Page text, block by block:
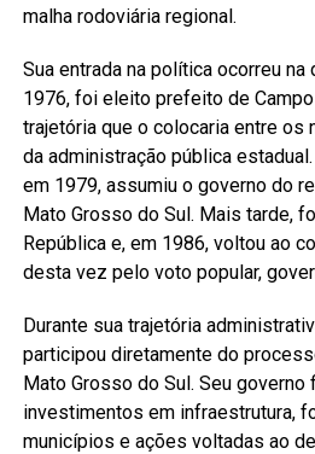
malha rodoviária regional.
Sua entrada na política ocorreu na
1976, foi eleito prefeito de Campo
trajetória que o colocaria entre os
da administração pública
em 1979, assumiu o governo do
Mato Grosso do Sul. Mais tarde,
República e, em 1986, voltou ao
desta vez pelo voto popular,
Durante sua trajetória
participou diretamente do
Mato Grosso do Sul. Seu governo
investimentos em infraestrutura,
municípios e ações voltadas ao